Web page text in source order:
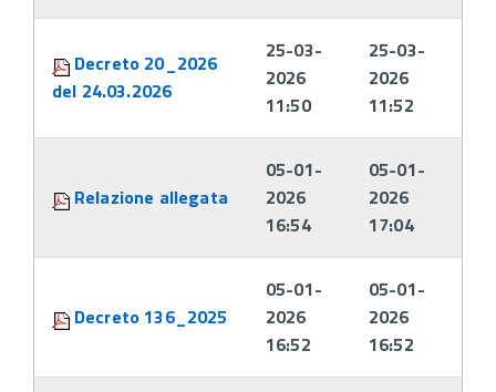
Decreto 20_2026
del 24.03.2026
25-03-
2026
11:50
25-03-
2026
11:52
Relazione allegata
05-01-
2026
16:54
05-01-
2026
17:04
Decreto 136_2025
05-01-
2026
16:52
05-01-
2026
16:52